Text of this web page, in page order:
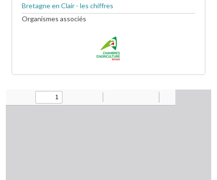
Bretagne en Clair - les chiffres
Organismes associés